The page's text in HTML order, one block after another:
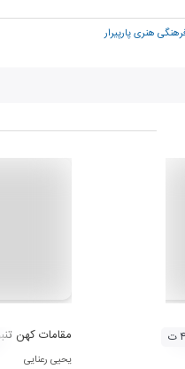
هنری پارپیرار
مقامات کهن تنبور
یحیی رعنایی